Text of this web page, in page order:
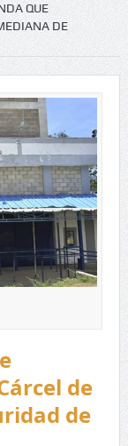
QUE
DE
de
de